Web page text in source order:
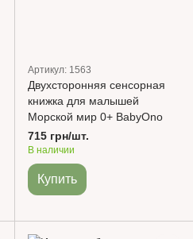
Артикул: 1563
Двухсторонняя сенсорная
книжка для малышей
Морской мир 0+ BabyOno
715 грн/шт.
В наличии
Купить